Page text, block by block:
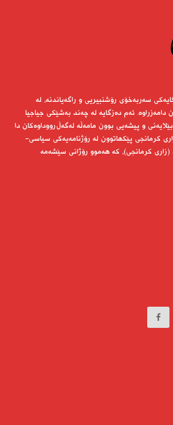
سەربەخۆی رۆشنبیریی و راگەیاندنە، لە
سۆران دامەزراوە. ئەم دەزگایە لە چەند بەشێكی جیاجیا
و پیشەیی بوون مامەڵە لەگەڵ رووداوەكان دا
كرمانجی پێكهاتوون لە رۆژنامەیەكی سیاسی-
(زاری كرمانجی)، كە هەموو رۆژانی سێشەمە